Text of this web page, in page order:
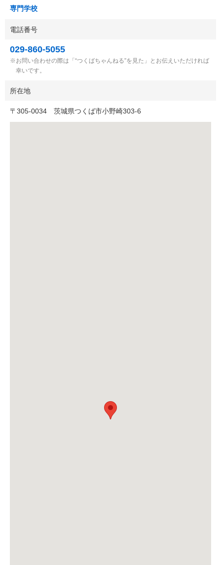
専門学校
電話番号
029-860-5055
お問い合わせの際は「“つくばちゃんねる”を見た」とお伝えいただければ
幸いです。
所在地
〒 305-0034 茨城県つくば市小野崎303-6